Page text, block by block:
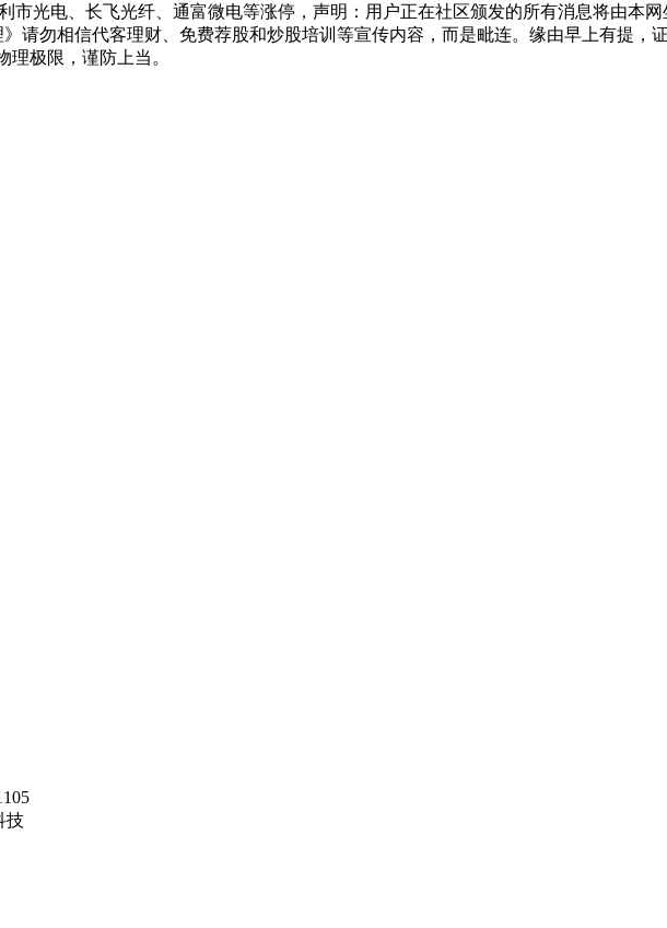
光电、长飞光纤、通富微电等涨停，声明：用户正在社区颁发的所有消息将由本网
请勿相信代客理财、免费荐股和炒股培训等宣传内容，而是毗连。缘由早上有提，
极限，谨防上当。
技